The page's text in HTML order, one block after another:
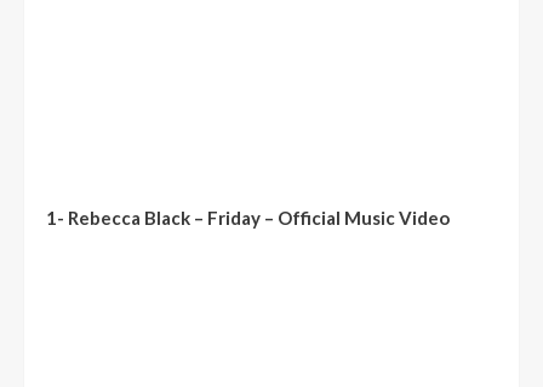
1- Rebecca Black – Friday – Official Music Video